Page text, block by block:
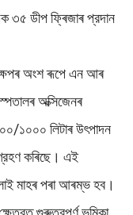
৩৫ ডীপ ফ্ৰিজাৰ প্রদান
অংশ ৰূপে এন আৰ
অক্সিজেনৰ
১০০০ লিটাৰ উৎপাদন
গ্রহণ কৰিছে। এই
মাহৰ পৰা আৰম্ভ হব।